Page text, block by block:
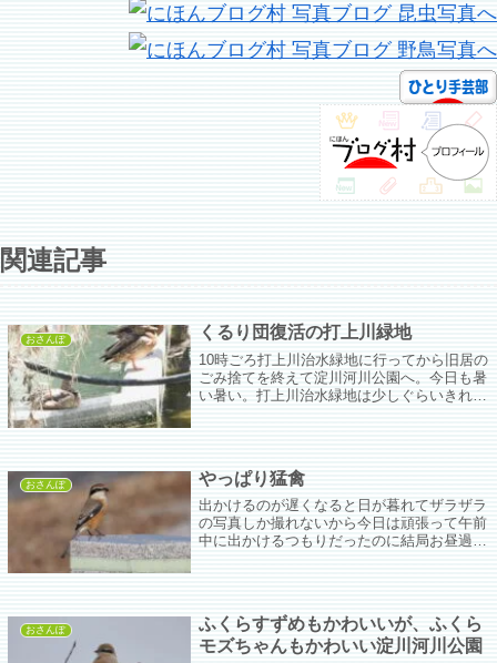
関連記事
おさんぽ くるり団復活の打上川緑地
10時ごろ打上川治水緑地に行ってから旧居の
ごみ捨てを終えて淀川河川公園へ。今日も暑
い暑い。打上川治水緑地は少しぐらいきれい
きなゴミが明日には片付きそうだった。
おさんぽ やっぱり猛禽
出かけるのが遅くなると日が暮れてザラザラ
の写真しか撮れないから今日は頑張って午前
中に出かけるつもりだったのに結局お昼過ぎ
て生き抜いてきた子なのかな。
おさんぽ
ふくらすずめもかわいいが、ふくら
モズちゃんもかわいい淀川河川公園